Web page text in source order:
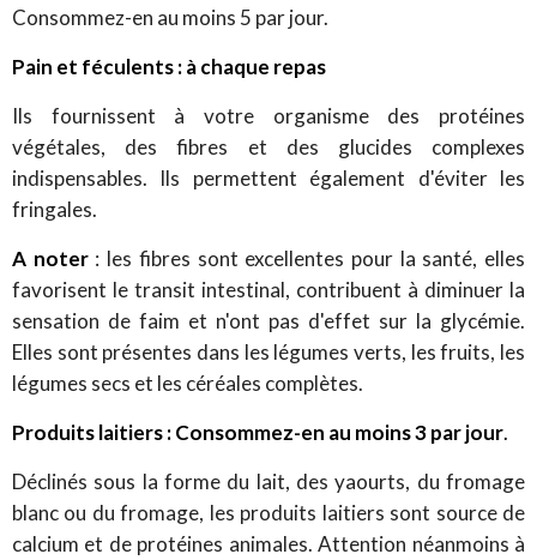
Consommez-en au moins 5 par jour.
Pain et féculents : à chaque repas
Ils fournissent à votre organisme des protéines
végétales, des fibres et des glucides complexes
indispensables. Ils permettent également d'éviter les
fringales.
A noter: les fibres sont excellentes pour la santé, elles
favorisent le transit intestinal, contribuent à diminuer la
sensation de faim et n'ont pas d'effet sur la glycémie.
Elles sont présentes dans les légumes verts, les fruits, les
légumes secs et les céréales complètes.
Produits laitiers :Consommez-en au moins 3 par jour.
Déclinés sous la forme du lait, des yaourts, du fromage
blanc ou du fromage, les produits laitiers sont source de
calcium et de protéines animales. Attention néanmoins à